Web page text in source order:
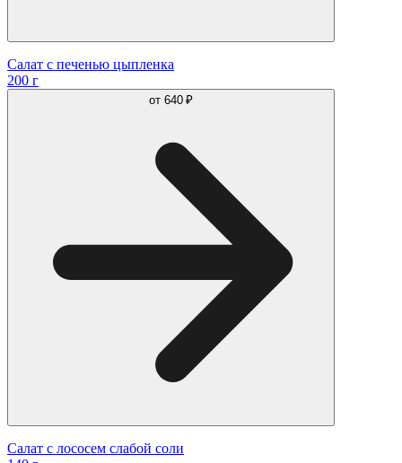
Салат с печенью цыпленка
200 г
от 640 ₽
Салат с лососем слабой соли